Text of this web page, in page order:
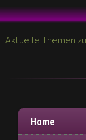
Aktuelle Themen
Home